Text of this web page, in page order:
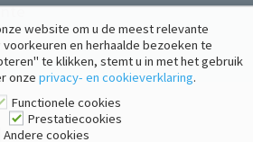
website om u de meest relevante
en herhaalde bezoeken te
te klikken, stemt u in met het gebruik
onze privacy- en cookieverklaring.
Functionele cookies
Prestatiecookies
Andere cookies